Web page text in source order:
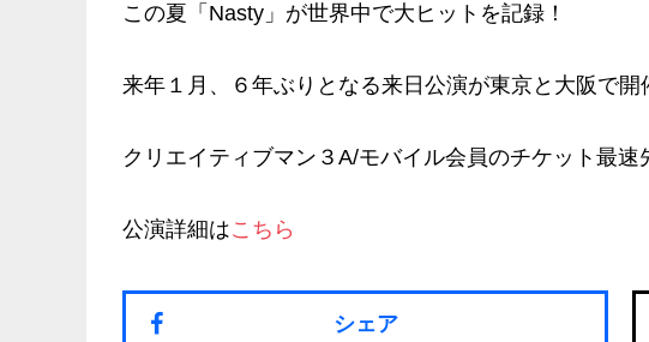
この夏「Nasty」が世界中で大ヒットを記録！
来年１月、６年ぶりとなる来日公演が東京と大阪で開
クリエイティブマン３A/モバイル会員のチケット最速
公演詳細はこちら
シェア